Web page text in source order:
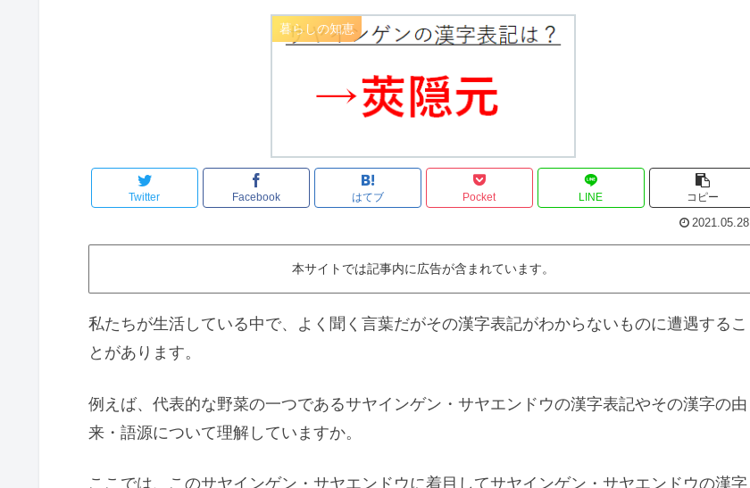
暮らしの知恵
Twitter Facebook はてブ Pocket LINE コピー
2021.05.28
本サイトでは記事内に広告が含まれています。
私たちが生活している中で、よく聞く言葉だがその漢字表記がわからないものに遭遇するこ
とがあります。
例えば、代表的な野菜の一つであるサヤインゲン・サヤエンドウの漢字表記やその漢字の由
来・語源について理解していますか。
ここでは、このサヤインゲン・サヤエンドウに着目してサヤインゲン・サヤエンドウの漢字